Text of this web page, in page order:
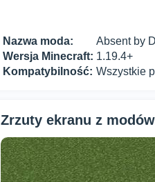
Nazwa moda:
Absent by
Wersja Minecraft: 1.19.4+
Kompatybilność: Wszystkie
Zrzuty ekranu z modów